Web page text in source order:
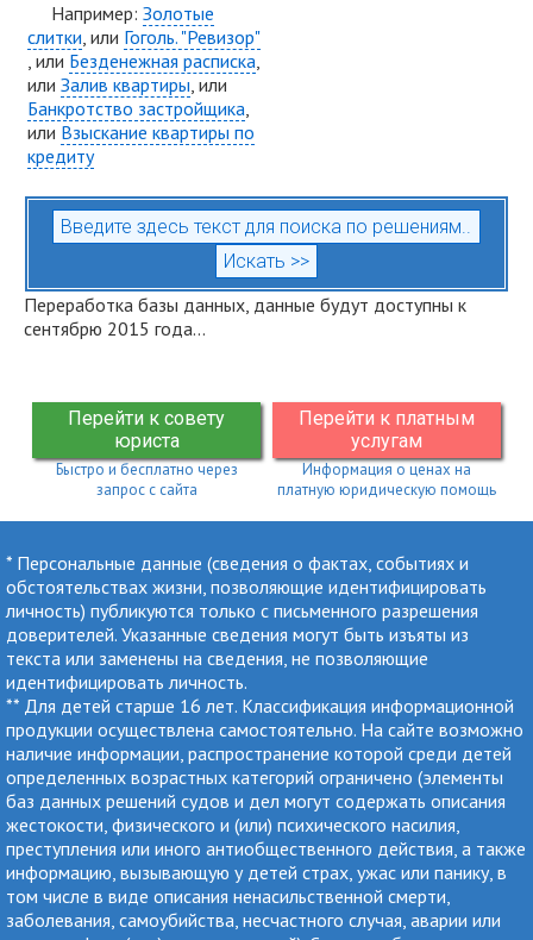
Например: Золотые
слитки, или Гоголь. "Ревизор"
, или Безденежная расписка,
или Залив квартиры, или
Банкротство застройщика,
или Взыскание квартиры по
кредиту
Переработка базы данных, данные будут доступны к
сентябрю 2015 года...
Перейти к совету
юриста
Перейти к платным
услугам
Быстро и бесплатно через
запрос с сайта
Информация о ценах на
платную юридическую помощь
* Персональные данные (сведения о фактах, событиях и
обстоятельствах жизни, позволяющие идентифицировать
личность) публикуются только с письменного разрешения
доверителей. Указанные сведения могут быть изъяты из
текста или заменены на сведения, не позволяющие
идентифицировать личность.
** Для детей старше 16 лет. Классификация информационной
продукции осуществлена самостоятельно. На сайте возможно
наличие информации, распространение которой среди детей
определенных возрастных категорий ограничено (элементы
баз данных решений судов и дел могут содержать описания
жестокости, физического и (или) психического насилия,
преступления или иного антиобщественного действия, а также
информацию, вызывающую у детей страх, ужас или панику, в
том числе в виде описания ненасильственной смерти,
заболевания, самоубийства, несчастного случая, аварии или